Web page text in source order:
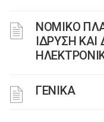
ΝΟΜΙΚΟ
ΙΔΡΥΣΗ ΚΑΙ
ΓΕΝΙΚΑ